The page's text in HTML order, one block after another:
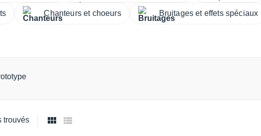
Chanteurs et choeurs Bruitages et effets spéciaux
trouvés